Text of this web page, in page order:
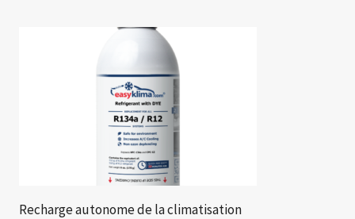
Recharge autonome de la climatisation